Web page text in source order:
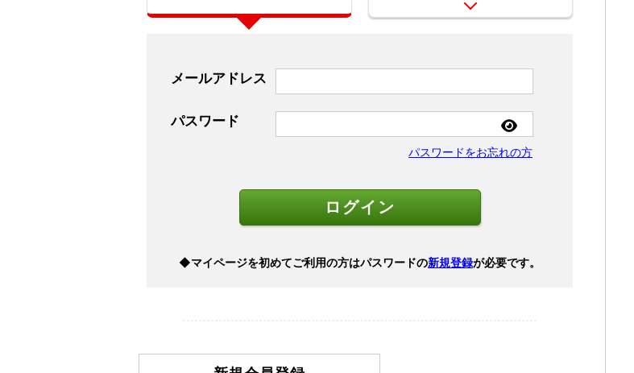
メールアドレス
パスワード
パスワードをお忘れの方
◆マイページを初めてご利用の方はパスワードの新規登録が必要です。